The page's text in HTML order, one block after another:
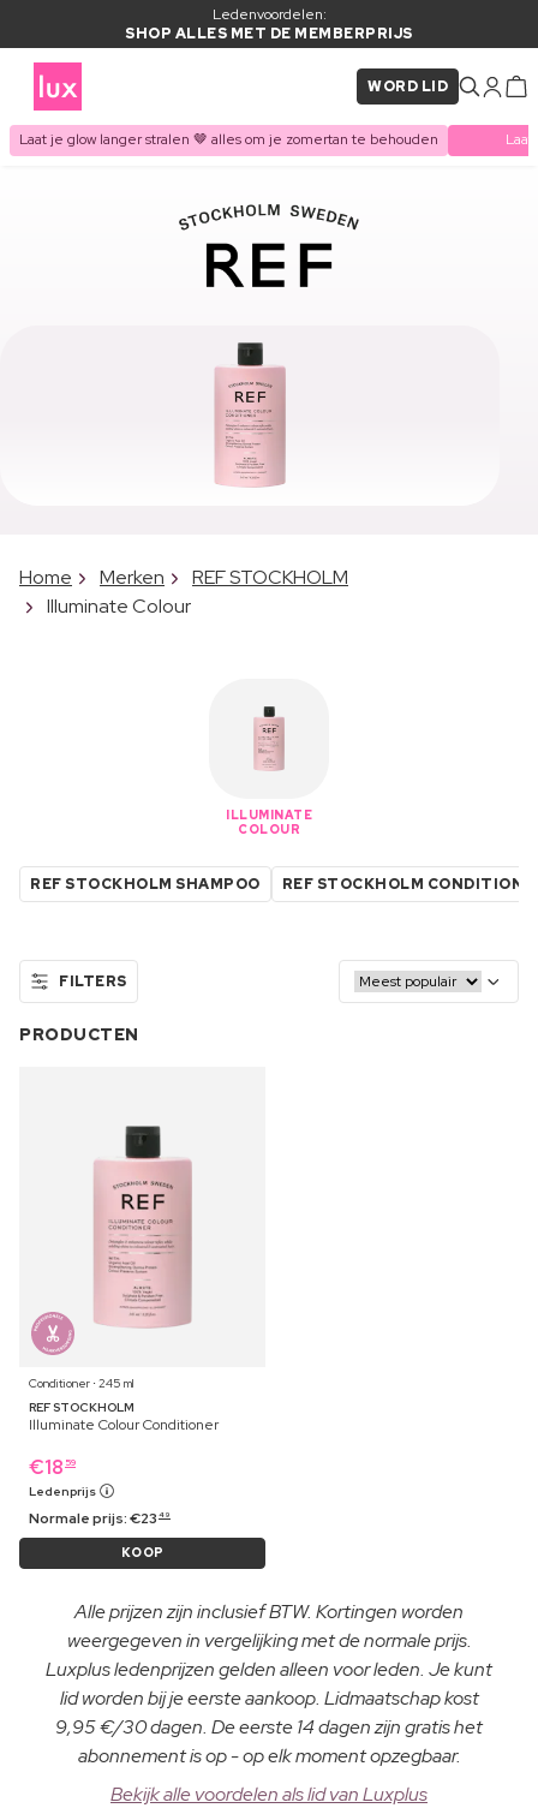
Ledenvoordelen:
SHOP ALLES MET DE MEMBERPRIJS
WORD LID
Laat je glow langer stralen 🤎 alles om je zomertan te behouden
Home Merken
REF STOCKHOLM
Illuminate Colour
ILLUMINATE
COLOUR
REF STOCKHOLM SHAMPOO REF STOCKHOLM
FILTERS
PRODUCTEN
Conditioner ⋅ 245 ml
REF STOCKHOLM
Illuminate Colour Conditioner
€18 59
Ledenprijs
Normale prijs:€23 49
KOOP
Alle prijzen zijn inclusief BTW. Kortingen worden
weergegeven in vergelijking met de normale prijs.
Luxplus ledenprijzen gelden alleen voor leden. Je kunt
lid worden bij je eerste aankoop. Lidmaatschap kost
9,95 €/30 dagen. De eerste 14 dagen zijn gratis het
abonnement is op - op elk moment opzegbaar.
Bekijk alle voordelen als lid van Luxplus